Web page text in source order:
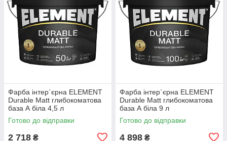
Фарба інтер`єрна ELEMENT
Durable Matt глибокоматова
база А біла 4,5 л
Готово до відправки
2 718 ₴
Фарба інтер`єрна ELEMENT
Durable Matt глибокоматова
база А біла 9 л
Готово до відправки
4 898 ₴